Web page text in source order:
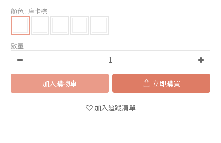
顏色 : 摩卡棕
數量
加入購物車 立即購買
加入追蹤清單